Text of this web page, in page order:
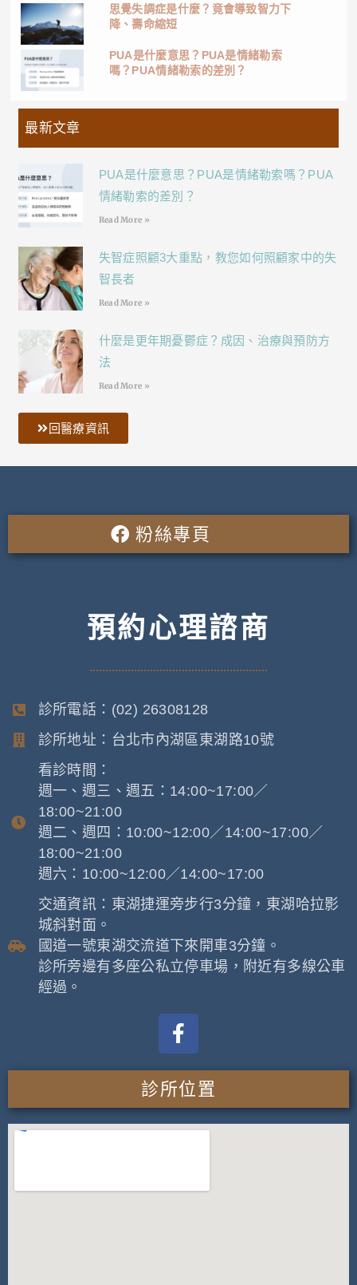
思覺失調症是什麼？竟會導致智力下
降、壽命縮短
PUA是什麼意思？PUA是情緒勒索
嗎？PUA情緒勒索的差別？
最新文章
PUA是什麼意思？PUA是情緒勒索嗎？PUA
情緒勒索的差別？
Read More »
失智症照顧3大重點，教您如何照顧家中的失
智長者
Read More »
什麼是更年期憂鬱症？成因、治療與預防方
法
Read More »
回醫療資訊
粉絲專頁
預約心理諮商
診所電話：(02) 26308128
診所地址：台北市內湖區東湖路10號
看診時間：
週一、週三、週五：14:00~17:00／
18:00~21:00
週二、週四：10:00~12:00／14:00~17:00／
18:00~21:00
週六：10:00~12:00／14:00~17:00
交通資訊：東湖捷運旁步行3分鐘，東湖哈拉影
城斜對面。
國道一號東湖交流道下來開車3分鐘。
診所旁邊有多座公私立停車場，附近有多線公車
經過。
診所位置